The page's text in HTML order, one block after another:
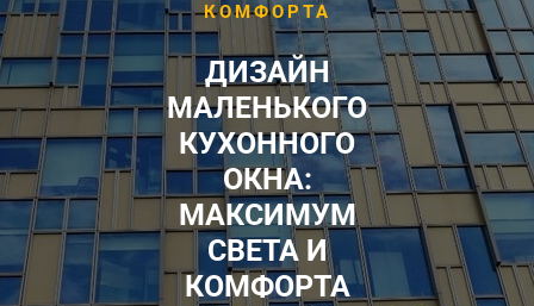
КОМФОРТА
ДИЗАЙН
МАЛЕНЬКОГО
КУХОННОГО
ОКНА:
МАКСИМУМ
СВЕТА И
КОМФОРТА